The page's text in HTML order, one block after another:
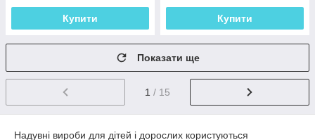
Купити Купити
Показати ще
1 / 15
Надувні вироби для дітей і дорослих користуються